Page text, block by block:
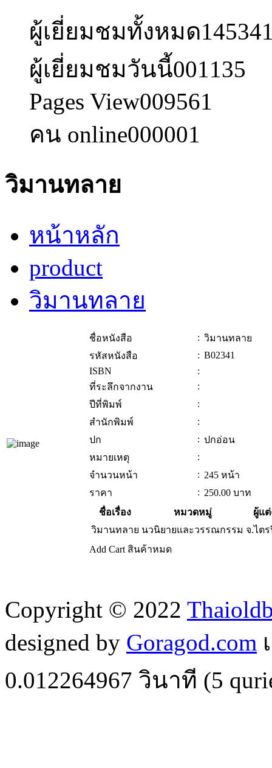
ผู้เยี่ยมชมทั้งหมด
ผู้เยี่ยมชมวันนี้001135
Pages View009561
คน online000001
วิมานทลาย
หน้าหลัก
product
วิมานทลาย
ชื่อหนังสือ : วิมานทลาย
รหัสหนังสือ
: B02341
ISBN
:
ที่ระลึกจากงาน
:
ปีที่พิมพ์
:
สำนักพิมพ์
:
ปก
: ปกอ่อน
หมายเหตุ
:
จำนวนหน้า
: 245 หน้า
ราคา
: 250.00 บาท
ชื่อเรื่อง
หมวดหมู่
ผู้แต่
วิมานทลาย นวนิยายและวรรณกรรม จ.ไต
Add Cart สินค้าหมด
Copyright © 2022
designed by Goragod.com
0.012264967 วินาที (5